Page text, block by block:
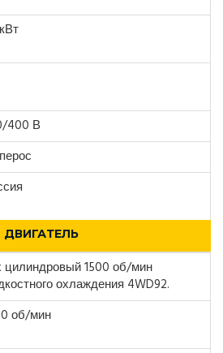
400 В
ДВИГАТЕЛЬ
цилиндровый 1500 об/мин
охлаждения 4WD92.
об/мин